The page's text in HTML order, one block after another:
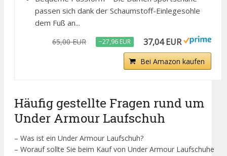
passen sich dank der Schaumstoff-Einlegesohle
dem Fuß an...
65,00 EUR −27,96 EUR 37,04 EUR
Bei Amazon kaufen
Häufig gestellte Fragen rund um
Under Armour Laufschuh
– Was ist ein Under Armour Laufschuh?
– Worauf sollte Sie beim Kauf von Under Armour Laufschuhe